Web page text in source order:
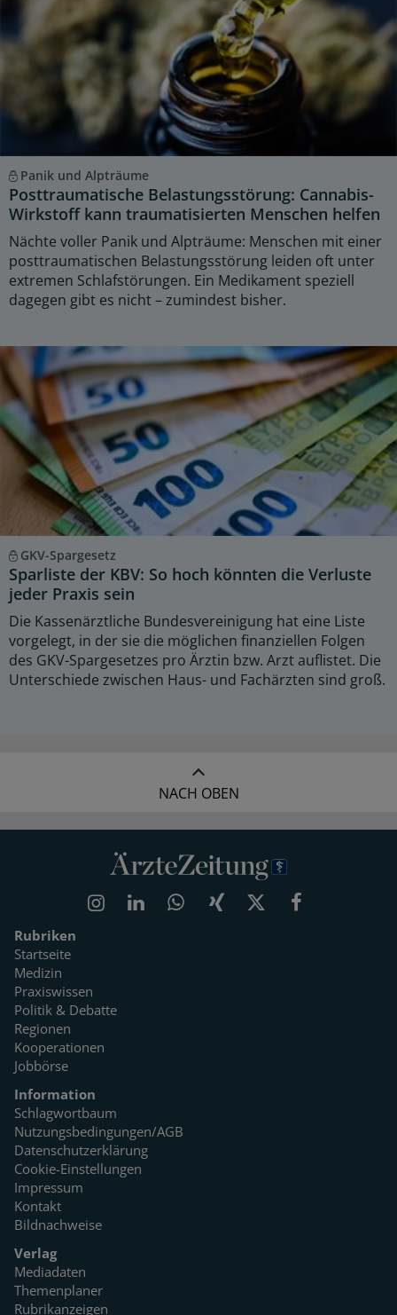
Panik und Alpträume
Posttraumatische Belastungsstörung: Cannabis-
Wirkstoff kann traumatisierten Menschen helfen
Nächte voller Panik und Alpträume: Menschen mit einer
posttraumatischen Belastungsstörung leiden oft unter
extremen Schlafstörungen. Ein Medikament speziell
dagegen gibt es nicht – zumindest bisher.
GKV-Spargesetz
Sparliste der KBV: So hoch könnten die Verluste
jeder Praxis sein
Die Kassenärztliche Bundesvereinigung hat eine Liste
vorgelegt, in der sie die möglichen finanziellen Folgen
des GKV-Spargesetzes pro Ärztin bzw. Arzt auflistet. Die
Unterschiede zwischen Haus- und Fachärzten sind groß.
NACH OBEN
Rubriken
Startseite
Medizin
Praxiswissen
Politik & Debatte
Regionen
Kooperationen
Jobbörse
Information
Schlagwortbaum
Nutzungsbedingungen/AGB
Datenschutzerklärung
Cookie-Einstellungen
Impressum
Kontakt
Bildnachweise
Verlag
Mediadaten
Themenplaner
Rubrikanzeigen